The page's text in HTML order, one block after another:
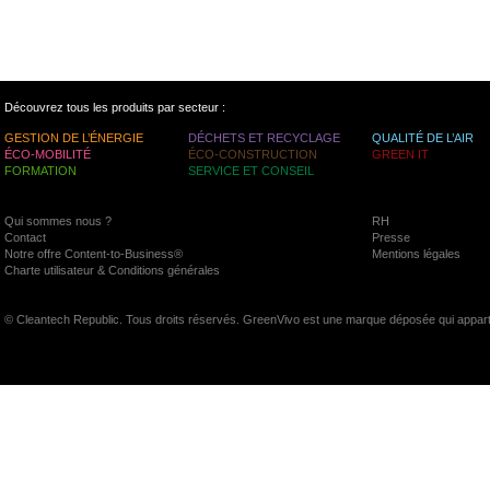
Découvrez tous les produits par secteur :
GESTION DE L’ÉNERGIE DÉCHETS ET RECYCLAGE
QUALITÉ DE L’AIR
ÉCO-MOBILITÉ
ÉCO-CONSTRUCTION
GREEN IT
FORMATION
SERVICE ET CONSEIL
Qui sommes nous ?
RH
Contact
Presse
Notre offre Content-to-Business®
Mentions légales
Charte utilisateur & Conditions générales
© Cleantech Republic. Tous droits réservés. GreenVivo est une marque déposée qui